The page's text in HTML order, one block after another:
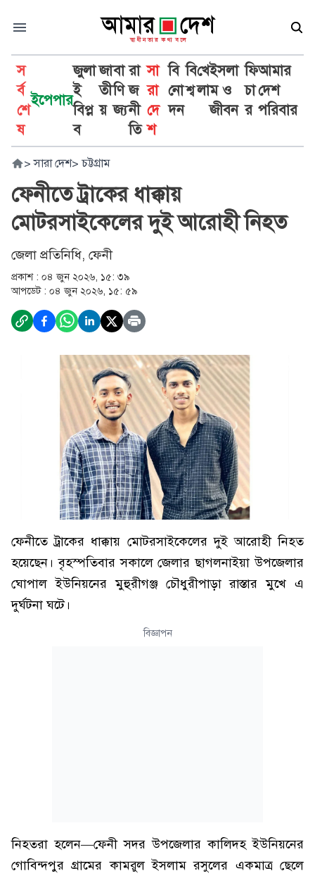
স
র্ব
শে
ষ
ইপেপার
জুলা
ই
বিপ্ল
ব
জা
তী
য়
বা
ণি
জ্য
রা
জ
নী
তি
সা
রা
দে
শ
বি
নো
দন
বি
শ্ব
খে
লা
ইসলা
ম ও
জীবন
ফি
চা
র
আমার
দেশ
পরিবার
> সারা দেশ> চট্টগ্রাম
ফেনীতে ট্রাকের ধাক্কায়
মোটরসাইকেলের দুই আরোহী নিহত
জেলা প্রতিনিধি, ফেনী
প্রকাশ : ০৪ জুন ২০২৬, ১৫: ৩৯
আপডেট : ০৪ জুন ২০২৬, ১৫: ৫৯
ফেনীতে ট্রাকের ধাক্কায় মোটরসাইকেলের দুই আরোহী নিহত
হয়েছেন। বৃহস্পতিবার সকালে জেলার ছাগলনাইয়া উপজেলার
ঘোপাল ইউনিয়নের মুহুরীগঞ্জ চৌধুরীপাড়া রাস্তার মুখে এ
দুর্ঘটনা ঘটে।
বিজ্ঞাপন
নিহতরা হলেন—ফেনী সদর উপজেলার কালিদহ ইউনিয়নের
গোবিন্দপুর গ্রামের কামরুল ইসলাম রসুলের একমাত্র ছেলে